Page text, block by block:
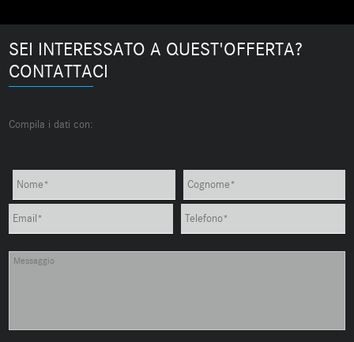
SEI INTERESSATO A QUEST'OFFERTA?
CONTATTACI
Compila i dati con: